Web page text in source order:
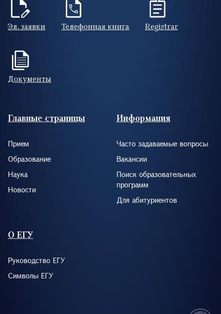
Эл. заявки Телефонная книга Registrar
Документы
Footer (RUS)
Главные страницы
Прием
Образование
Наука
Новости
Информация
Часто задаваемые вопросы
Вакансии
Поиск образовательных
программ
Для абитуриентов
О ЕГУ
Руководство ЕГУ
Символы ЕГУ